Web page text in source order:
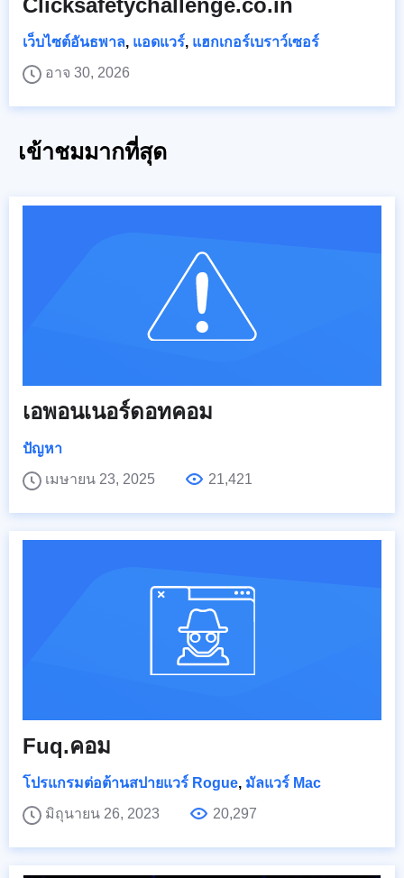
Clicksafetychallenge.co.in
เว็บไซต์อันธพาล, แอดแวร์, แฮกเกอร์เบราว์เซอร์
อาจ 30, 2026
เข้าชมมากที่สุด
เอพอนเนอร์ดอทคอม
ปัญหา
เมษายน 23, 2025
21,421
Fuq.คอม
โปรแกรมต่อต้านสปายแวร์ Rogue, มัลแวร์ Mac
มิถุนายน 26, 2023
20,297